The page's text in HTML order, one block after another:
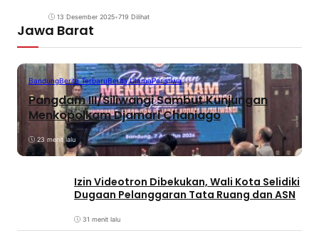
13 Desember 2025•719 Dilihat
Jawa Barat
BandungBerita TerbaruBerita UtamaPeristiwa
Pangdam III/Siliwangi Sambut Kunjungan
Menkopolkam Djamari Chaniago
23 menit lalu
Izin Videotron Dibekukan, Wali Kota Selidiki
Dugaan Pelanggaran Tata Ruang dan ASN
31 menit lalu